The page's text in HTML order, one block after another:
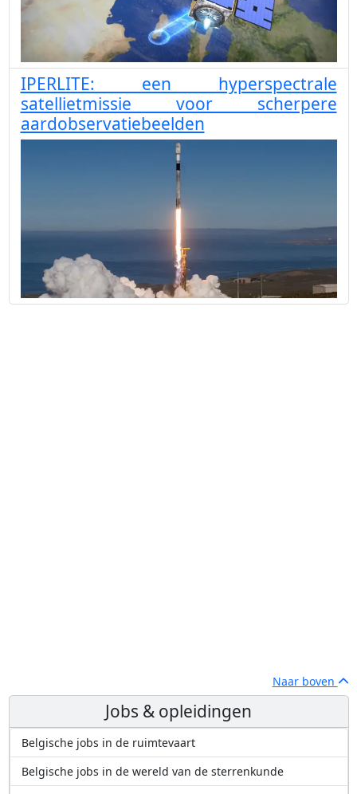
IPERLITE: een hyperspectrale
satellietmissie voor scherpere
aardobservatiebeelden
Naar boven
Jobs & opleidingen
Belgische jobs in de ruimtevaart
Belgische jobs in de wereld van de sterrenkunde